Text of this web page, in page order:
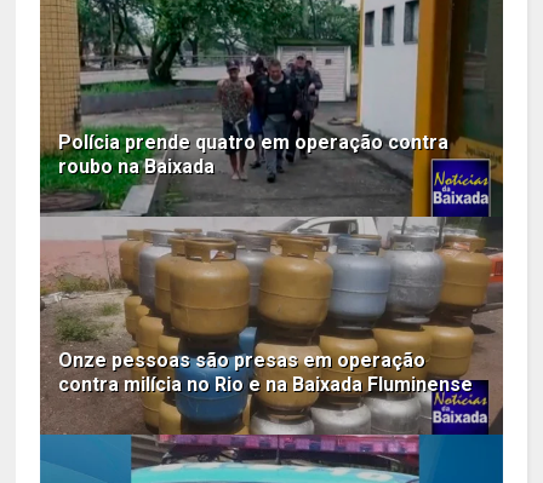
Polícia prende quatro em operação contra
roubo na Baixada
Onze pessoas são presas em operação
contra milícia no Rio e na Baixada Fluminense